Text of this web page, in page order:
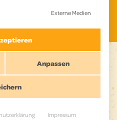
VARIANTEN:
Gruppen, für die eine
Externe Medien
Anpassen
Impressum